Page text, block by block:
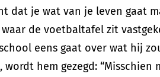
dat je wat van je leven gaat
de voetbaltafel zit
eens gaat over wat hij
wordt hem gezegd: